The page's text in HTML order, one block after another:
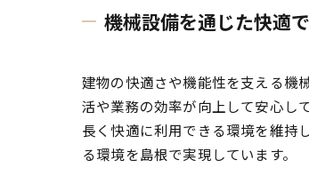
機械設備を通じた快適
建物の快適さや機能性を支える機
活や業務の効率が向上して安心し
長く快適に利用できる環境を維持
る環境を島根で実現しています。